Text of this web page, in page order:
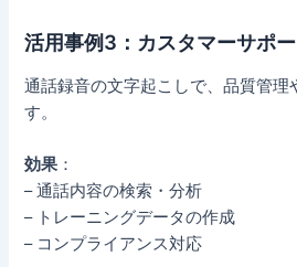
活用事例3：カスタマーサポー
通話録音の文字起こしで、品質管理
す。
効果 ：
– 通話内容の検索・分析
– トレーニングデータの作成
– コンプライアンス対応